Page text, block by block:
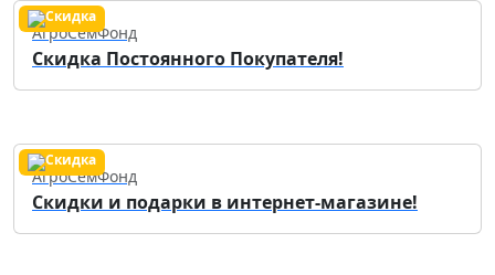
АгроСемФонд
Скидка Постоянного Покупателя!
АгроСемФонд
Скидки и подарки в интернет-магазине!